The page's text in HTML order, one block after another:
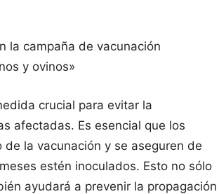
la campaña de vacunación
y ovinos»
crucial para evitar la
afectadas. Es esencial que los
la vacunación y se aseguren de
estén inoculados. Esto no sólo
ayudará a prevenir la propagación